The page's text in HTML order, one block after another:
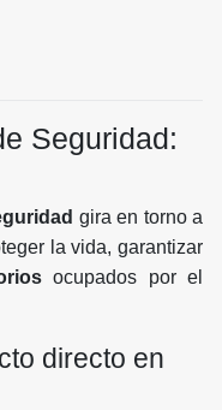
Seguridad:
gira en torno a
la vida, garantizar
ocupados por el
directo en